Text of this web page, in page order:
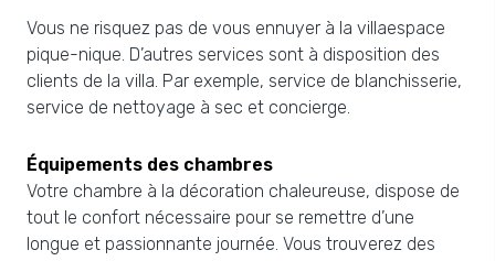
Vous ne risquez pas de vous ennuyer à la villaespace
pique-nique. D’autres services sont à disposition des
clients de la villa. Par exemple, service de blanchisserie,
service de nettoyage à sec et concierge.
Équipements des chambres
Votre chambre à la décoration chaleureuse, dispose de
tout le confort nécessaire pour se remettre d’une
longue et passionnante journée. Vous trouverez des